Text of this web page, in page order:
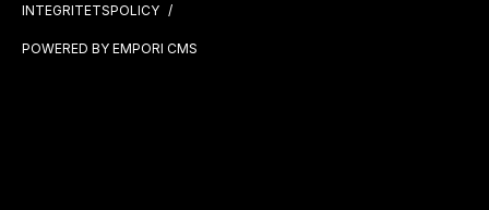
INTEGRITETSPOLICY
POWERED BY EMPORI CMS